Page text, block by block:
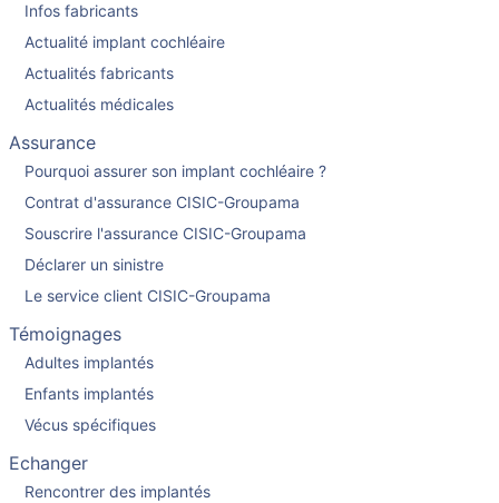
Infos fabricants
Actualité implant cochléaire
Actualités fabricants
Actualités médicales
Assurance
Pourquoi assurer son implant cochléaire ?
Contrat d'assurance CISIC-Groupama
Souscrire l'assurance CISIC-Groupama
Déclarer un sinistre
Le service client CISIC-Groupama
Témoignages
Adultes implantés
Enfants implantés
Vécus spécifiques
Echanger
Rencontrer des implantés